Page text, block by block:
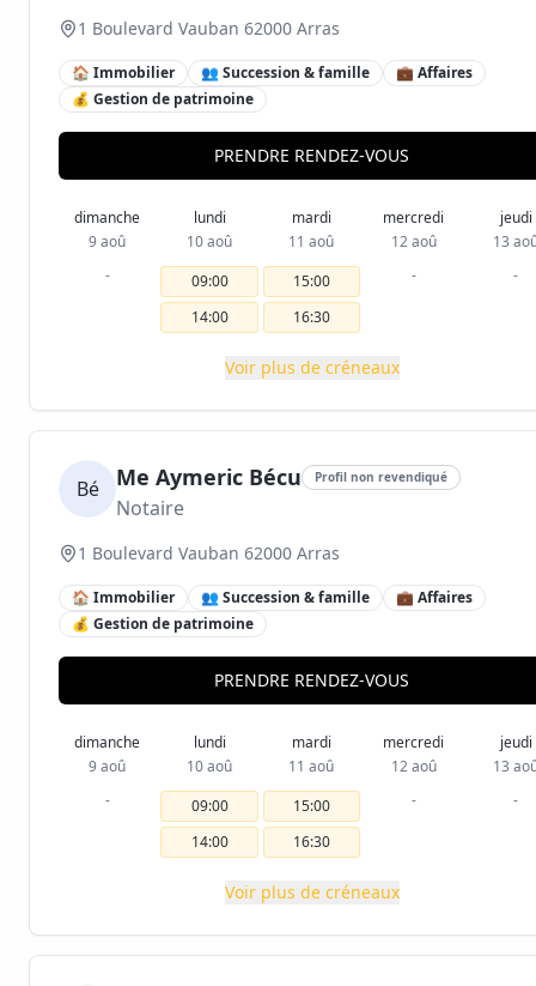
1 Boulevard Vauban 62000 Arras
🏠 Immobilier 👥 Succession & famille
💼 Affaires
💰 Gestion de patrimoine
PRENDRE RENDEZ-VOUS
dimanche
9 aoû
-
lundi
10 aoû
09:00
14:00
mardi
11 aoû
15:00
16:30
mercredi
12 aoû
-
jeudi
13
-
Voir plus de créneaux
Bé Me Aymeric Bécu Profil non revendiqué
Notaire
1 Boulevard Vauban 62000 Arras
🏠 Immobilier 👥 Succession & famille
💼 Affaires
💰 Gestion de patrimoine
PRENDRE RENDEZ-VOUS
dimanche
9 aoû
-
lundi
10 aoû
09:00
14:00
mardi
11 aoû
15:00
16:30
mercredi
12 aoû
-
jeudi
13
-
Voir plus de créneaux